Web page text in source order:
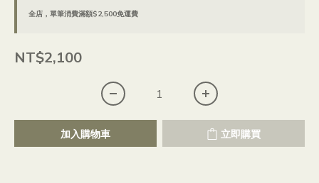
全店，單筆消費滿額$2,500免運費
NT$2,100
加入購物車 立即購買